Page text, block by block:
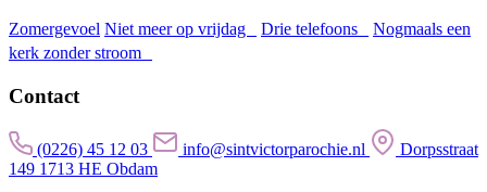
Zomergevoel Niet meer op vrijdag Drie telefoons
Nogmaals een
kerk zonder stroom
Contact
(0226) 45 12 03 info@sintvictorparochie.nl
Dorpsstraat
149 1713 HE Obdam